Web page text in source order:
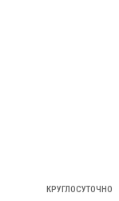
КРУГЛОСУТОЧНО